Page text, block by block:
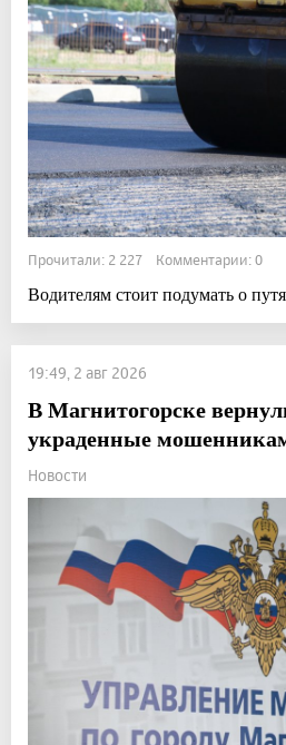
Прочитали: 2 227 Комментарии: 0
Водителям стоит подумать о
19:49, 2 авг 2026
В Магнитогорске
украденные
Новости